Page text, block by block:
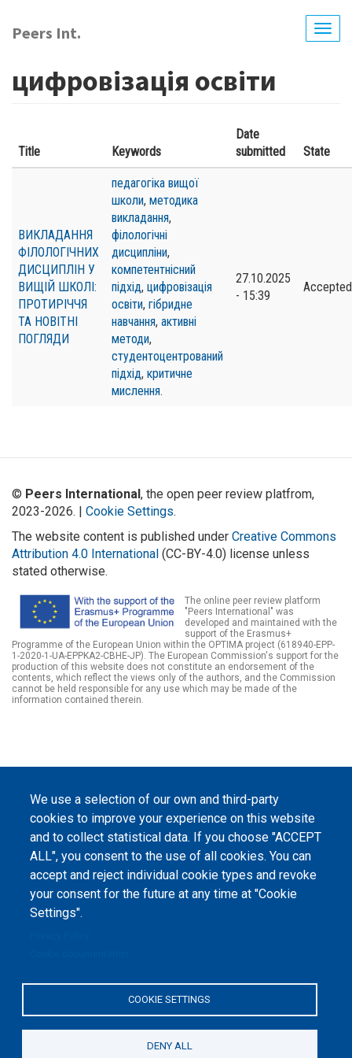
main
Peers Int.
цифровізація освіти
Title Keywords
Date
submitted
State
ВИКЛАДАННЯ
ФІЛОЛОГІЧНИХ
ДИСЦИПЛІН У
ВИЩІЙ ШКОЛІ:
ПРОТИРІЧЧЯ
ТА НОВІТНІ
ПОГЛЯДИ
педагогіка вищої
школи, методика
викладання,
філологічні
дисципліни,
компетентнісний
підхід, цифровізація
освіти, гібридне
навчання, активні
методи,
студентоцентрований
підхід, критичне
мислення.
27.10.2025
- 15:39
Accepted
We use a selection of our own and third-party
cookies to improve your experience on this website
and to collect statistical data. If you choose "ACCEPT
ALL", you consent to the use of all cookies. You can
accept and reject individual cookie types and revoke
your consent for the future at any time at "Cookie
Settings".
COOKIE SETTINGS
DENY ALL
© Peers International, the open peer review platfrom,
2023-2026. | Cookie Settings.
The website content is published under Creative Commons
Attribution 4.0 International (CC-BY-4.0) license unless
stated otherwise.
The online peer review platform
"Peers International" was
developed and maintained with the
support of the Erasmus+
Programme of the European Union within the OPTIMA project (618940-EPP-
1-2020-1-UA-EPPKA2-CBHE-JP). The European Commission's support for the
production of this website does not constitute an endorsement of the
contents, which reflect the views only of the authors, and the Commission
cannot be held responsible for any use which may be made of the
information contained therein.